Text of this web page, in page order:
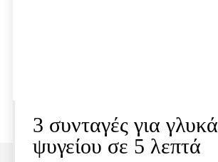
3 συνταγές για γλυκά
ψυγείου σε 5 λεπτά